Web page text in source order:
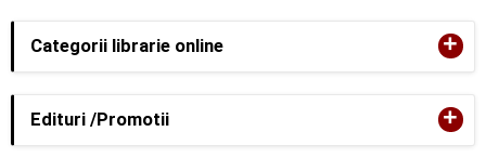
Categorii librarie online +
Edituri /Promotii +